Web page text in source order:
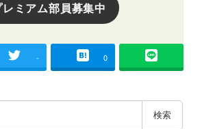
レミアム部員募集中
- 0
検索